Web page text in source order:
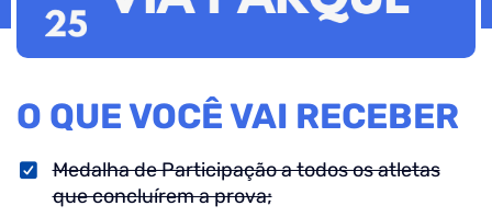
O QUE VOCÊ VAI RECEBER
Medalha de Participação a todos os atletas
que concluírem a prova;